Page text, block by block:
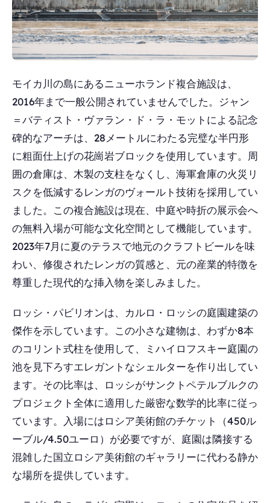
モイカ川の島にあるニューホランド複合施設は、
2016年まで一般公開されていませんでした。ジャン
＝バティスト・ヴァラン・ド・ラ・モットによる記念
碑的なアーチは、28メートルにわたる完璧な半円形
に粗面仕上げの花崗岩ブロックを使用しています。周
囲の倉庫は、木製の支柱をなくし、海軍倉庫の火災リ
スクを低減するレンガのヴォールト技術を採用してい
ました。この複合施設は現在、中庭や時折の展示会へ
の無料入場が可能な文化空間として機能しています。
2023年7月に夏のテラスで地元のクラフトビールを味
わい、修復されたレンガの質感と、元の産業的特徴を
尊重した現代的な挿入物を楽しみました。
ロッシ・パビリオンは、カルロ・ロッシの庭園建築の
傑作を示しています。この小さな建物は、わずか8本
のコリント式柱を使用して、ミハイロフスキー庭園の
池を見下ろすエレガントなシェルターを作り出してい
ます。その比率は、ロッシがサンクトペテルブルクの
プロジェクト全体に適用した厳密な数学的比率に従っ
ています。入場にはロシア美術館のチケット（450ル
ーブル/4.50ユーロ）が必要ですが、庭園は隣接する
混雑した国立ロシア美術館のギャラリーに代わる静か
な場所を提供しています。